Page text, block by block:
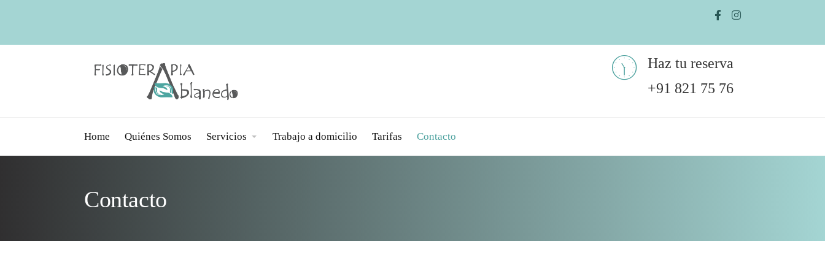
Haz tu reserva
+91 821 75 76
Home Quiénes Somos Servicios Trabajo a domicilio Tarifas Contacto
Contacto